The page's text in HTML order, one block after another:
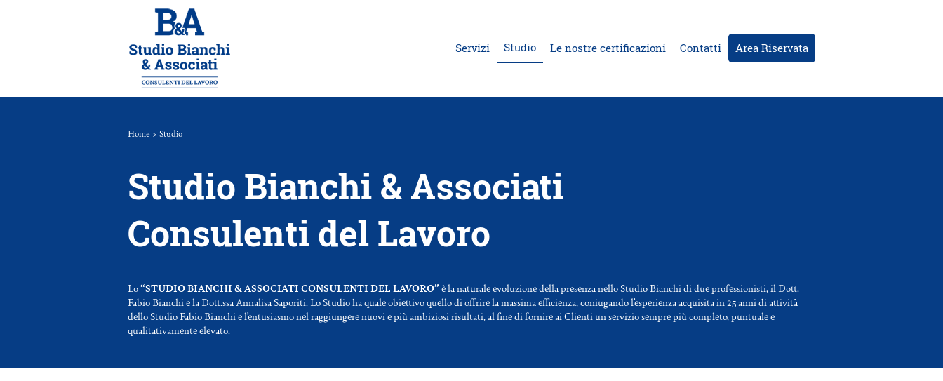
Servizi Studio Le nostre certificazioni Contatti Area Riservata
Home > Studio
Studio Bianchi & Associati
Consulenti del Lavoro
Lo“STUDIO BIANCHI & ASSOCIATI CONSULENTI DEL LAVORO”è la naturale evoluzione della presenza nello Studio Bianchi di due professionisti, il Dott.
Fabio Bianchi e la Dott.ssa Annalisa Saporiti. Lo Studio ha quale obiettivo quello di offrire la massima efficienza, coniugando l’esperienza acquisita in 25 anni di attività
dello Studio Fabio Bianchi e l’entusiasmo nel raggiungere nuovi e più ambiziosi risultati, al fine di fornire ai Clienti un servizio sempre più completo, puntuale e
qualitativamente elevato.